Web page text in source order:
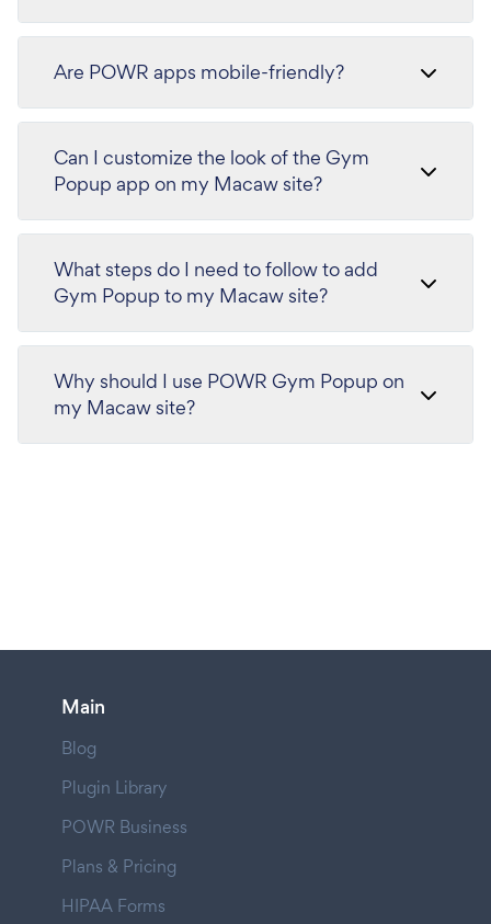
Are POWR apps mobile-friendly?
Can I customize the look of the Gym
Popup app on my Macaw site?
What steps do I need to follow to add
Gym Popup to my Macaw site?
Why should I use POWR Gym Popup on
my Macaw site?
Main
Blog
Plugin Library
POWR Business
Plans & Pricing
HIPAA Forms